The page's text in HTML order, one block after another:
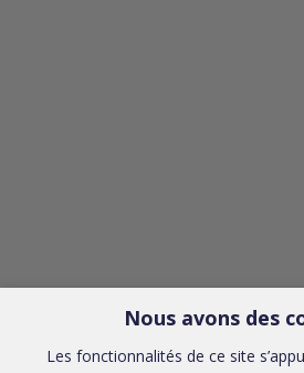
Nous avons des
Les fonctionnalités de ce site